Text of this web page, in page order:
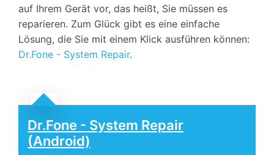
auf Ihrem Gerät vor, das heißt, Sie müssen es
reparieren. Zum Glück gibt es eine einfache
Lösung, die Sie mit einem Klick ausführen können:
Dr.Fone - System Repair.
Dr.Fone - System Repair
(Android)